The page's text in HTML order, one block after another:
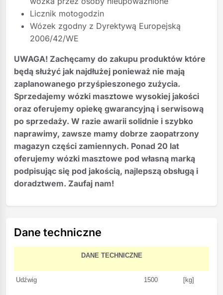
Licznik motogodzin
Wózek zgodny z Dyrektywą Europejską
2006/42/WE
UWAGA! Zachęcamy do zakupu produktów które
będą służyć jak najdłużej ponieważ nie mają
zaplanowanego przyśpieszonego zużycia.
Sprzedajemy wózki masztowe wysokiej jakości
oraz oferujemy opiekę gwarancyjną i serwisową
po sprzedaży. W razie awarii solidnie i szybko
naprawimy, zawsze mamy dobrze zaopatrzony
magazyn części zamiennych. Ponad 20 lat
oferujemy wózki masztowe pod własną marką
podpisując się pod jakością, najlepszą obsługą i
doradztwem. Zaufaj nam!
Dane techniczne
DANE TECHNICZNE
Udźwig 1500 [kg]